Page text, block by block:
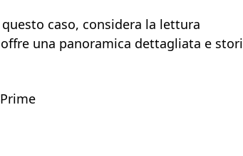
caso, considera la lettura
una panoramica dettagliata e